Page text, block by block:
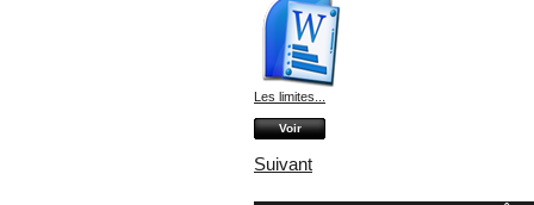
Les limites...
Voir
Suivant